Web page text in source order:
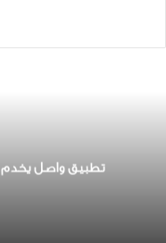
تطبيق واصل يخدم